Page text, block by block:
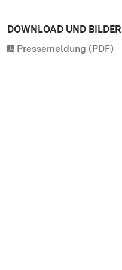
DOWNLOAD UND BILDER
Pressemeldung (PDF)